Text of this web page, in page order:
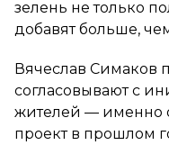
зелень не только
добавят больше,
Вячеслав Симаков
согласовывают с
жителей — именно
проект в прошлом